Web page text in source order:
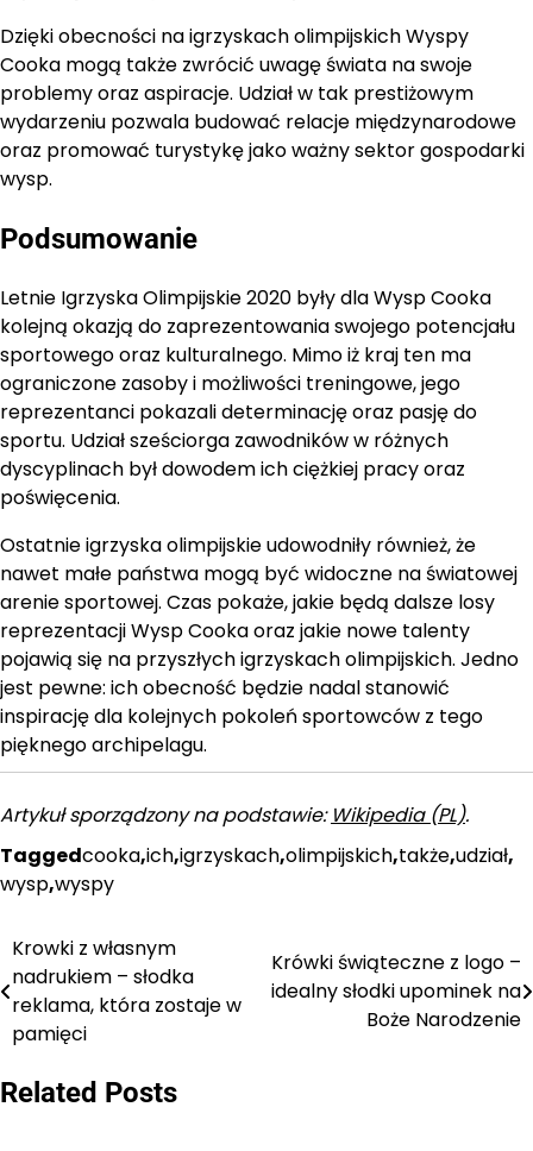
Dzięki obecności na igrzyskach olimpijskich Wyspy
Cooka mogą także zwrócić uwagę świata na swoje
problemy oraz aspiracje. Udział w tak prestiżowym
wydarzeniu pozwala budować relacje międzynarodowe
oraz promować turystykę jako ważny sektor gospodarki
wysp.
Podsumowanie
Letnie Igrzyska Olimpijskie 2020 były dla Wysp Cooka
kolejną okazją do zaprezentowania swojego potencjału
sportowego oraz kulturalnego. Mimo iż kraj ten ma
ograniczone zasoby i możliwości treningowe, jego
reprezentanci pokazali determinację oraz pasję do
sportu. Udział sześciorga zawodników w różnych
dyscyplinach był dowodem ich ciężkiej pracy oraz
poświęcenia.
Ostatnie igrzyska olimpijskie udowodniły również, że
nawet małe państwa mogą być widoczne na światowej
arenie sportowej. Czas pokaże, jakie będą dalsze losy
reprezentacji Wysp Cooka oraz jakie nowe talenty
pojawią się na przyszłych igrzyskach olimpijskich. Jedno
jest pewne: ich obecność będzie nadal stanowić
inspirację dla kolejnych pokoleń sportowców z tego
pięknego archipelagu.
Artykuł sporządzony na podstawie: Wikipedia (PL).
Taggedcooka,ich,igrzyskach,olimpijskich,także,udział,
wysp,wyspy
Nawigacja
wpisu
Krowki z własnym
nadrukiem – słodka
reklama, która zostaje w
pamięci
Krówki świąteczne z logo –
idealny słodki upominek na
Boże Narodzenie
Related Posts